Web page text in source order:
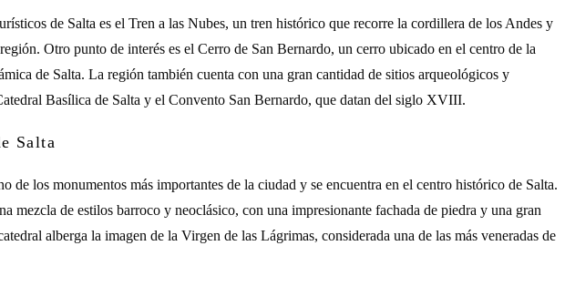
de Salta es el Tren a las Nubes, un tren histórico que recorre la cordillera de los Andes y
Otro punto de interés es el Cerro de San Bernardo, un cerro ubicado en el centro de la
de Salta. La región también cuenta con una gran cantidad de sitios arqueológicos y
Basílica de Salta y el Convento San Bernardo, que datan del siglo XVIII.
Salta
de los monumentos más importantes de la ciudad y se encuentra en el centro histórico de Salta.
mezcla de estilos barroco y neoclásico, con una impresionante fachada de piedra y una gran
alberga la imagen de la Virgen de las Lágrimas, considerada una de las más veneradas de